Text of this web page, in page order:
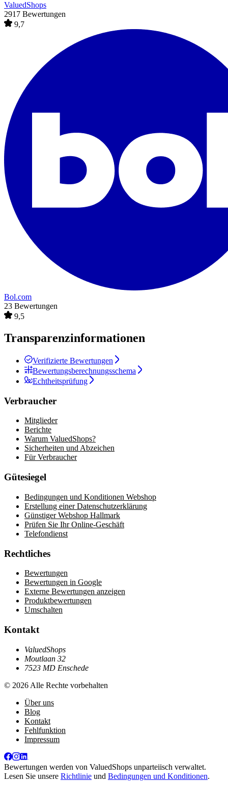
ValuedShops
2917 Bewertungen
9,7
Bol.com
23 Bewertungen
9,5
Transparenzinformationen
Verifizierte Bewertungen
Bewertungsberechnungsschema
Echtheitsprüfung
Verbraucher
Mitglieder
Berichte
Warum ValuedShops?
Sicherheiten und Abzeichen
Für Verbraucher
Gütesiegel
Bedingungen und Konditionen Webshop
Erstellung einer Datenschutzerklärung
Günstiger Webshop Hallmark
Prüfen Sie Ihr Online-Geschäft
Telefondienst
Rechtliches
Bewertungen
Bewertungen in Google
Externe Bewertungen anzeigen
Produktbewertungen
Umschalten
Kontakt
ValuedShops
Moutlaan 32
7523 MD Enschede
© 2026 Alle Rechte vorbehalten
Über uns
Blog
Kontakt
Fehlfunktion
Impressum
Bewertungen werden von ValuedShops unparteiisch verwaltet.
Lesen Sie unsere Richtlinie und Bedingungen und Konditionen.